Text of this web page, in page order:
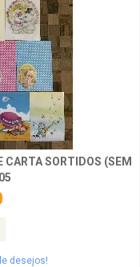
SORTIDOS (SEM
desejos!